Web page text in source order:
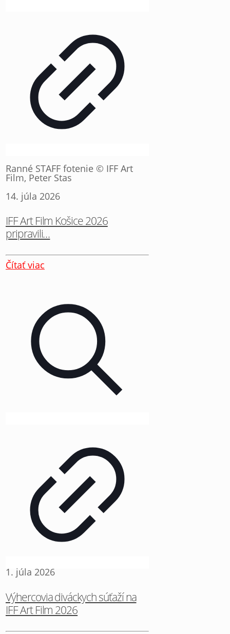
Ranné STAFF fotenie © IFF Art
Film, Peter Stas
14. júla 2026
IFF Art Film Košice 2026
pripravili…
Čítať viac
1. júla 2026
Výhercovia diváckych súťaží na
IFF Art Film 2026